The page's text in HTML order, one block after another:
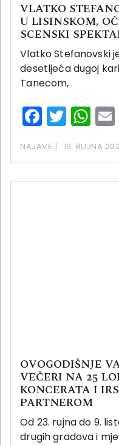
VLATKO
U LISINSKOM,
SCENSKI
Vlatko Stefanovski
desetljeća dugoj
Tanecom,
NAJAVE 19. RUJNA
OVOGODIŠNJE
VEČERI NA 25
KONCERATA I
PARTNEROM
Od 23. rujna do 9.
drugih gradova i